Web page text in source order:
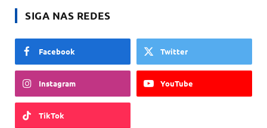
SIGA NAS REDES
Facebook Twitter
Instagram YouTube
TikTok